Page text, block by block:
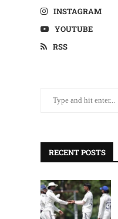
INSTAGRAM
YOUTUBE
RSS
RECENT POSTS